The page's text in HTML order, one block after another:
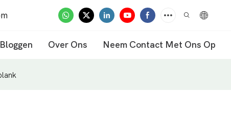
Bloggen Over Ons Neem Contact Met Ons Op